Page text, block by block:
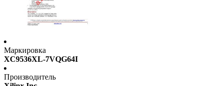
Маркировка
XC9536XL-7VQG64I
Производитель